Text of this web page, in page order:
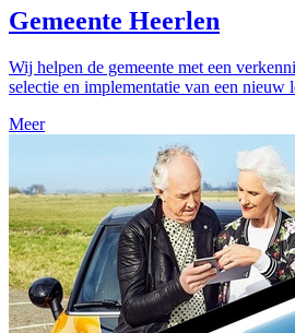
Gemeente Heerlen
Wij helpen de gemeente met een
selectie en implementatie van een nieuw
Meer